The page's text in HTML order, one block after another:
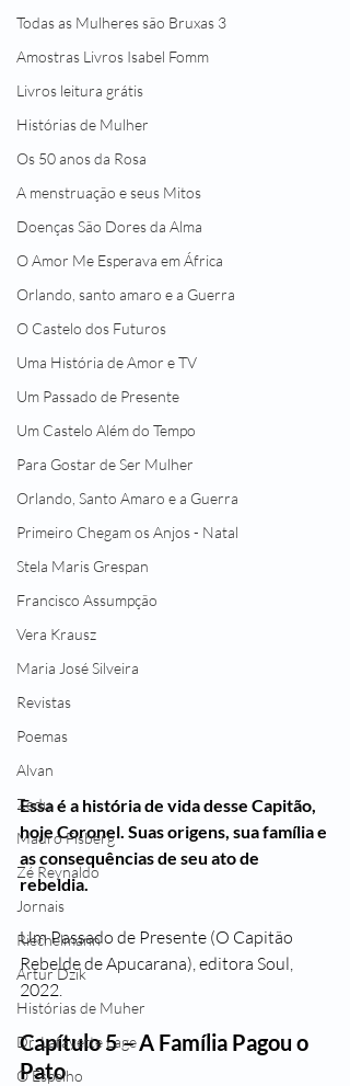
Todas as Mulheres são Bruxas 3
Amostras Livros Isabel Fomm
Livros leitura grátis
Histórias de Mulher
Os 50 anos da Rosa
A menstruação e seus Mitos
Doenças São Dores da Alma
O Amor Me Esperava em África
Orlando, santo amaro e a Guerra
O Castelo dos Futuros
Uma História de Amor e TV
Um Passado de Presente
Um Castelo Além do Tempo
Para Gostar de Ser Mulher
Orlando, Santo Amaro e a Guerra
Primeiro Chegam os Anjos - Natal
Stela Maris Grespan
Francisco Assumpção
Vera Krausz
Maria José Silveira
Revistas
Poemas
Alvan
Zedu
Mauro Fisberg
Zé Reynaldo
Jornais
Riechelmann
Artur Dzik
Histórias de Muher
Dr. Lafayette Lage
O Espelho
Essa é a história de vida desse Capitão,
hoje Coronel. Suas origens, sua família e
as consequências de seu ato de
rebeldia.
Um Passado de Presente (O Capitão
Rebelde de Apucarana), editora Soul,
2022.
Capítulo 5 – A Família Pagou o
Pato